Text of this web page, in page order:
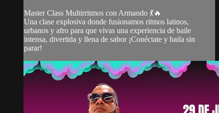
Master Class Multirritmos con Armando 💃🔥
Una clase explosiva donde fusionamos ritmos latinos,
urbanos y afro para que vivas una experiencia de baile
intensa, divertida y llena de sabor ¡Conéctate y baila sin
parar!